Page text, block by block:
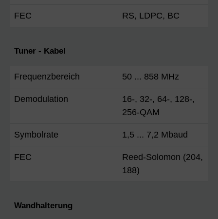
FEC RS, LDPC, BC
Tuner - Kabel
Frequenzbereich 50 ... 858 MHz
Demodulation
16-, 32-, 64-, 128-,
256-QAM
Symbolrate 1,5 ... 7,2 Mbaud
FEC
Reed-Solomon (204,
188)
Wandhalterung